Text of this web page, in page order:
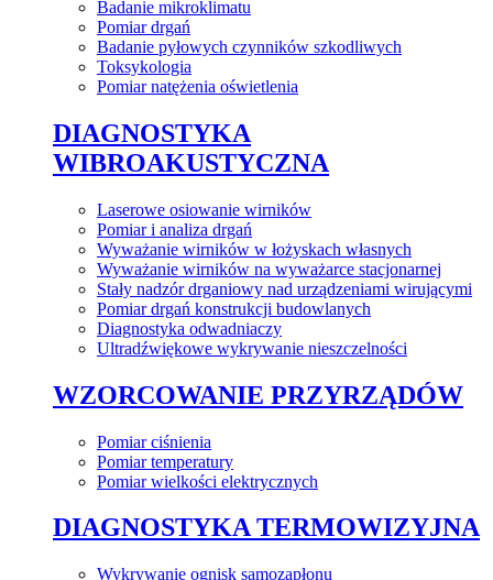
Badanie mikroklimatu
Pomiar drgań
Badanie pyłowych czynników szkodliwych
Toksykologia
Pomiar natężenia oświetlenia
DIAGNOSTYKA
WIBROAKUSTYCZNA
Laserowe osiowanie wirników
Pomiar i analiza drgań
Wyważanie wirników w łożyskach własnych
Wyważanie wirników na wyważarce stacjonarnej
Stały nadzór drganiowy nad urządzeniami wirującymi
Pomiar drgań konstrukcji budowlanych
Diagnostyka odwadniaczy
Ultradźwiękowe wykrywanie nieszczelności
WZORCOWANIE PRZYRZĄDÓW
Pomiar ciśnienia
Pomiar temperatury
Pomiar wielkości elektrycznych
DIAGNOSTYKA TERMOWIZYJNA
Wykrywanie ognisk samozapłonu